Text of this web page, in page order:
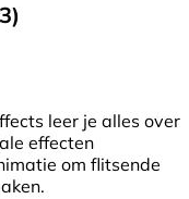
leer je alles over
effecten
om flitsende